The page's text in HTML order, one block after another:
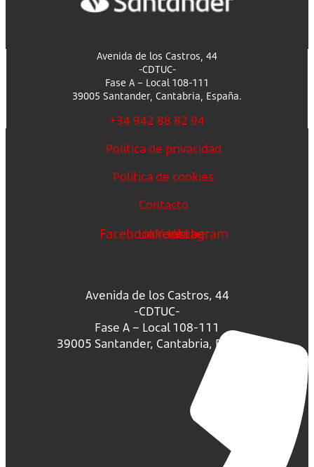
Avenida de los Castros, 44
-CDTUC-
Fase A – Local 108-111
39005 Santander, Cantabria, España.
+34 942 88 82 94
Política de privacidad
Política de cookies
Contacto
FacebookLinkedin
Youtube
Instagram
Avenida de los Castros, 44
-CDTUC-
Fase A – Local 108-111
39005 Santander, Cantabria, España.